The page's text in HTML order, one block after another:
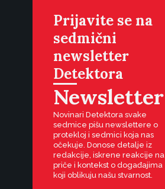
Prijavite se na
sedmični
newsletter
Detektora
Newsletter
Novinari Detektora svake
sedmice pišu newslettere o
protekloj i sedmici koja nas
očekuje. Donose detalje iz
redakcije, iskrene reakcije na
priče i kontekst o događajima
koji oblikuju našu stvarnost.